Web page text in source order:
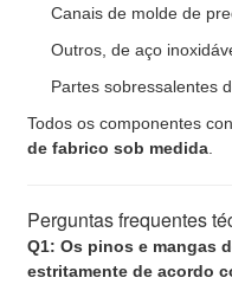
Canais de molde de
Outros, de aço
Partes sobressalentes
Todos os componentes
de fabrico sob medida
Perguntas frequentes
Q1: Os pinos e mangas
estritamente de acordo